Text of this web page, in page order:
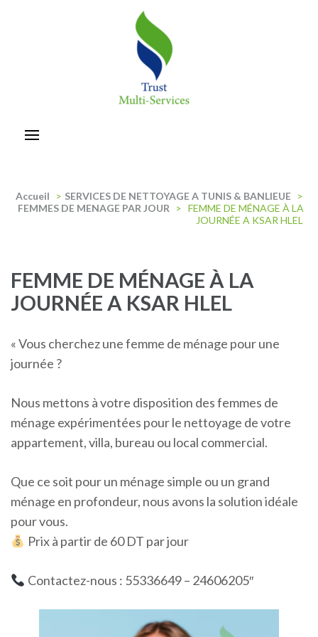
Accueil > SERVICES DE NETTOYAGE A TUNIS & BANLIEUE >
FEMMES DE MENAGE PAR JOUR
> FEMME DE MÉNAGE À LA
JOURNÉE A KSAR HLEL
FEMME DE MÉNAGE À LA
JOURNÉE A KSAR HLEL
« Vous cherchez une femme de ménage pour une
journée ?
Nous mettons à votre disposition des femmes de
ménage expérimentées pour le nettoyage de votre
appartement, villa, bureau ou local commercial.
Que ce soit pour un ménage simple ou un grand
ménage en profondeur, nous avons la solution idéale
pour vous.
Prix à partir de 60 DT par jour
Contactez-nous : 55336649 – 24606205″